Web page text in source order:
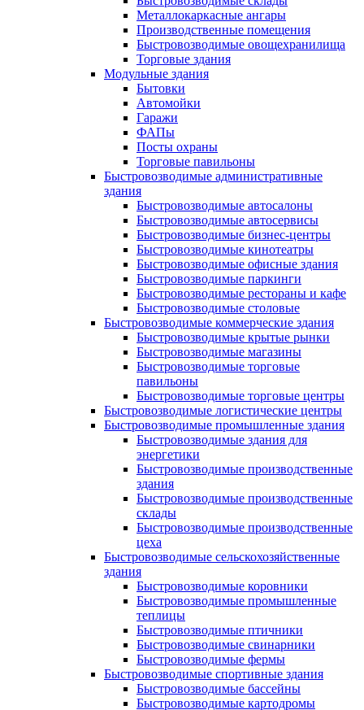
Металлокаркасные ангары
Производственные помещения
Быстровозводимые овощехранилища
Торговые здания
Модульные здания
Бытовки
Автомойки
Гаражи
ФАПы
Посты охраны
Торговые павильоны
Быстровозводимые административные
здания
Быстровозводимые автосалоны
Быстровозводимые автосервисы
Быстровозводимые бизнес-центры
Быстровозводимые кинотеатры
Быстровозводимые офисные здания
Быстровозводимые паркинги
Быстровозводимые рестораны и кафе
Быстровозводимые столовые
Быстровозводимые коммерческие здания
Быстровозводимые крытые рынки
Быстровозводимые магазины
Быстровозводимые торговые
павильоны
Быстровозводимые торговые центры
Быстровозводимые логистические центры
Быстровозводимые промышленные здания
Быстровозводимые здания для
энергетики
Быстровозводимые производственные
здания
Быстровозводимые производственные
склады
Быстровозводимые производственные
цеха
Быстровозводимые сельскохозяйственные
здания
Быстровозводимые коровники
Быстровозводимые промышленные
теплицы
Быстровозводимые птичники
Быстровозводимые свинарники
Быстровозводимые фермы
Быстровозводимые спортивные здания
Быстровозводимые бассейны
Быстровозводимые картодромы